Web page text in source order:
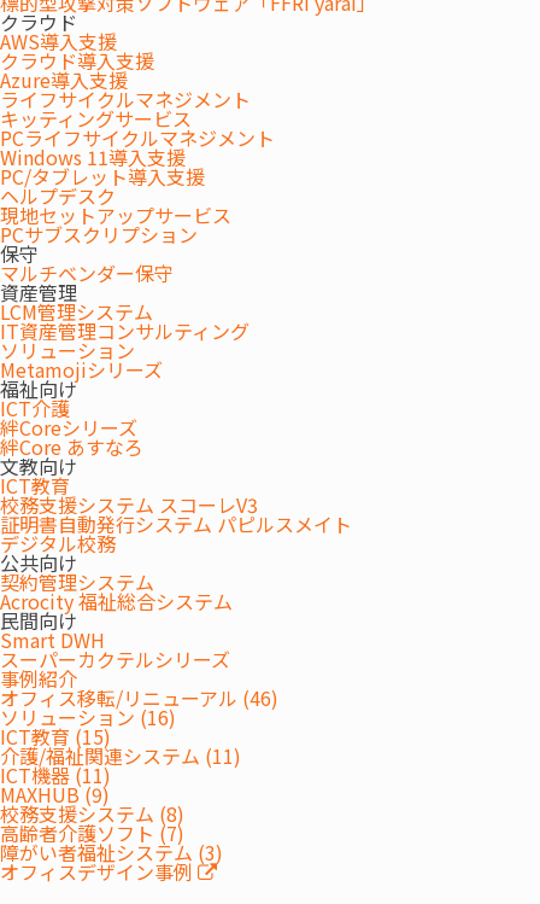
クラウド
AWS導入支援
クラウド導入支援
Azure導入支援
ライフサイクルマネジメント
キッティングサービス
PCライフサイクルマネジメント
Windows 11導入支援
PC/タブレット導入支援
ヘルプデスク
現地セットアップサービス
PCサブスクリプション
保守
マルチベンダー保守
資産管理
LCM管理システム
IT資産管理コンサルティング
ソリューション
Metamojiシリーズ
福祉向け
ICT介護
絆Coreシリーズ
絆Core あすなろ
文教向け
ICT教育
校務支援システム スコーレV3
証明書自動発行システム パピルスメイト
デジタル校務
公共向け
契約管理システム
Acrocity 福祉総合システム
民間向け
Smart DWH
スーパーカクテルシリーズ
事例紹介
オフィス移転/リニューアル (46)
ソリューション (16)
ICT教育 (15)
介護/福祉関連システム (11)
ICT機器 (11)
MAXHUB (9)
校務支援システム (8)
高齢者介護ソフト (7)
障がい者福祉システム (3)
オフィスデザイン事例
管理まで幅広い業務を網羅しています。
モバイル対応で効率的に業務を支援
モバイル対応で訪問スケジュールの確認やケア記録の入力
などを効率化し、働き方改革をご支援します。絆Coreは安
心して長くご利用いただける介護ソフトとして、使いやす
さにこだわりお客さまの業務をサポートします。
REQUEST DOCUMENTS